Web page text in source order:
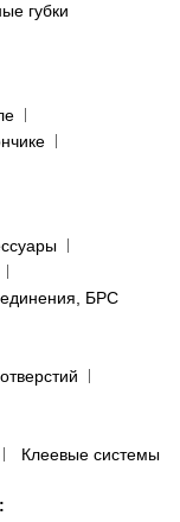
губки
БРС
Клеевые системы
: